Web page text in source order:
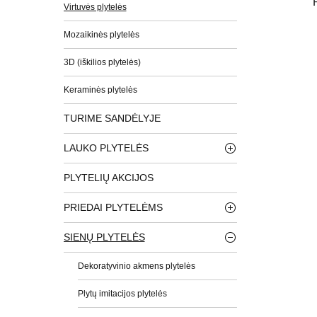
Virtuvės plytelės
Mozaikinės plytelės
3D (iškilios plytelės)
Keraminės plytelės
TURIME SANDĖLYJE
LAUKO PLYTELĖS
PLYTELIŲ AKCIJOS
PRIEDAI PLYTELĖMS
SIENŲ PLYTELĖS
Dekoratyvinio akmens plytelės
Plytų imitacijos plytelės